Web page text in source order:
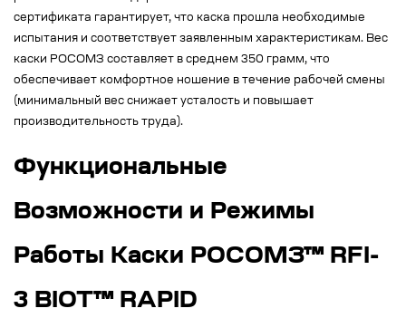
сертификата гарантирует, что каска прошла необходимые
испытания и соответствует заявленным характеристикам. Вес
каски РОСОМЗ составляет в среднем 350 грамм, что
обеспечивает комфортное ношение в течение рабочей смены
(минимальный вес снижает усталость и повышает
производительность труда).
Функциональные
Возможности и Режимы
Работы Каски РОСОМЗ™ RFI-
3 BIOT™ RAPID